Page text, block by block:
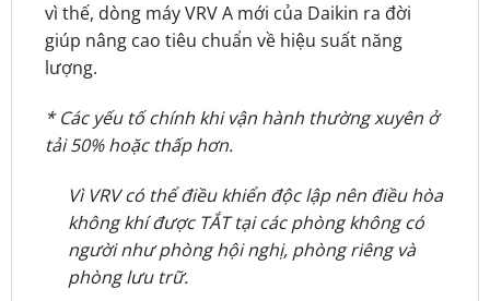
vì thế, dòng máy VRV A mới của Daikin ra đời
giúp nâng cao tiêu chuẩn về hiệu suất năng
lượng.
* Các yếu tố chính khi vận hành thường xuyên ở
tải 50% hoặc thấp hơn.
Vì VRV có thể điều khiển độc lập nên điều hòa
không khí được TẮT tại các phòng không có
người như phòng hội nghị, phòng riêng và
phòng lưu trữ.